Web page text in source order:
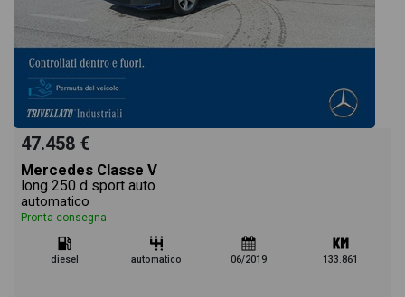
47.458 €
Mercedes Classe V
long 250 d sport auto
automatico
Pronta consegna
diesel automatico 06/2019 133.861